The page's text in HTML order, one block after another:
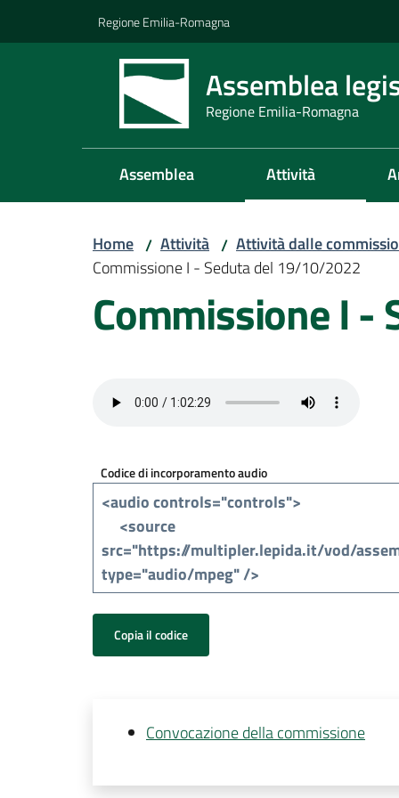
Regione Emilia-Romagna
Assemblea
Regione Emilia-Romagna
Assemblea Attività
Home / Attività / Attività dalle
Commissione I - Seduta del 19/10/2022
Commissione I
Codice di incorporamento audio
Copia il codice
Convocazione della commissione